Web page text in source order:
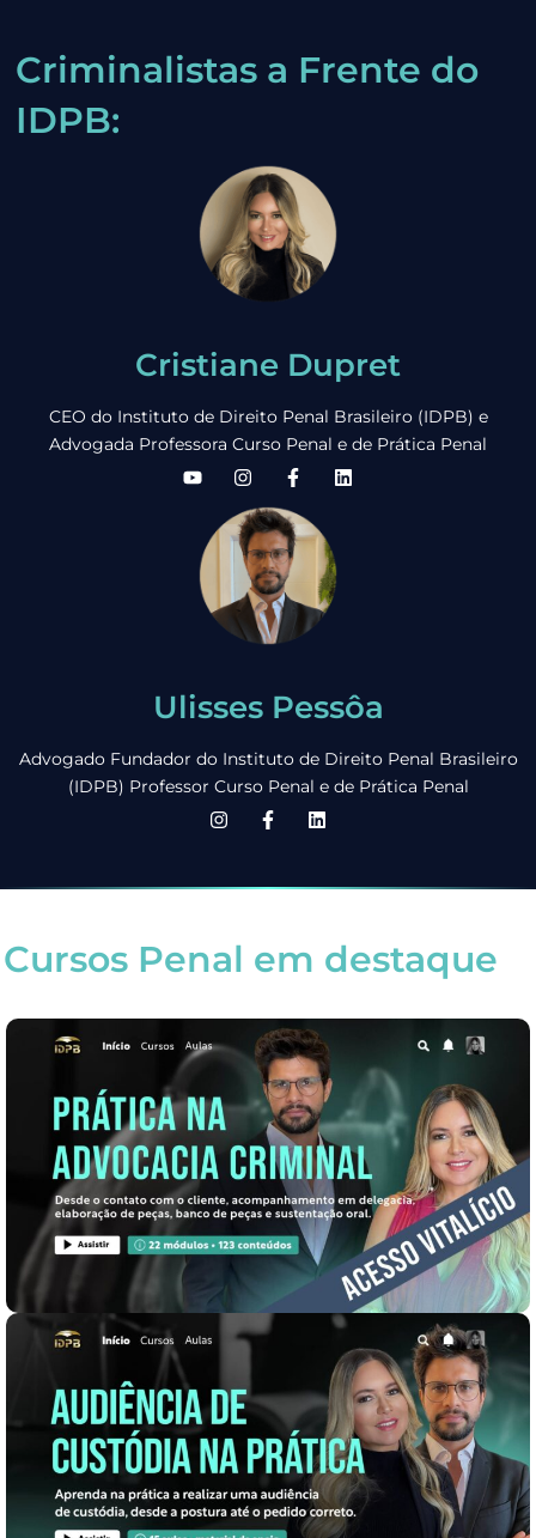
Criminalistas a Frente do
IDPB:
Cristiane Dupret
CEO do Instituto de Direito Penal Brasileiro (IDPB) e
Advogada Professora Curso Penal e de Prática Penal
Ulisses Pessôa
Advogado Fundador do Instituto de Direito Penal Brasileiro
(IDPB) Professor Curso Penal e de Prática Penal
Cursos Penal em destaque